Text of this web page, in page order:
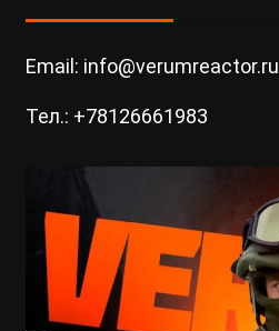
Email: info@verumreactor.ru
Тел.: +78126661983